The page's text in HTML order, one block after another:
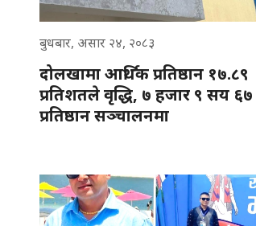
बुधबार, असार २४, २०८३
दोलखामा आर्थिक प्रतिष्ठान १७.८९
प्रतिशतले वृद्धि, ७ हजार ९ सय ६७
प्रतिष्ठान सञ्चालनमा